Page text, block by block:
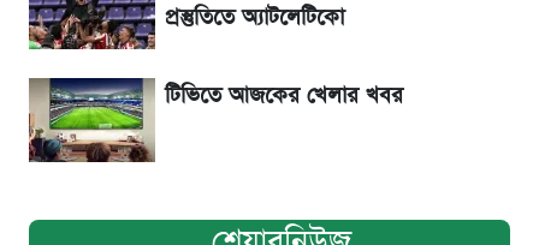
প্রস্তুতিতে অ্যাটলেটিকো
টিভিতে আজকের খেলার খবর